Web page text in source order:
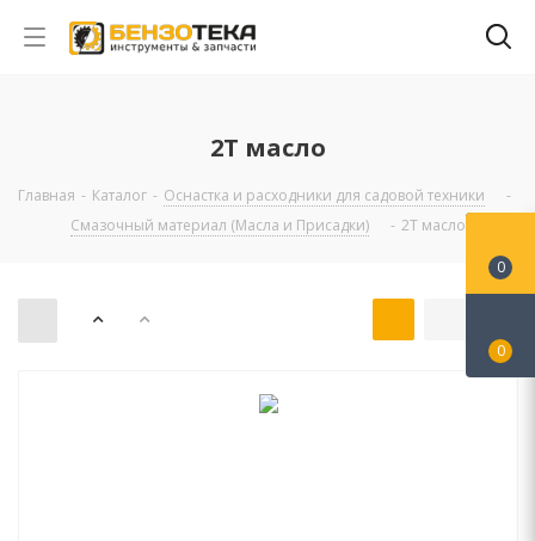
2Т масло
Главная - Каталог - Оснастка и расходники для садовой техники
-
Смазочный материал (Масла и Присадки)
- 2Т масло
0
0